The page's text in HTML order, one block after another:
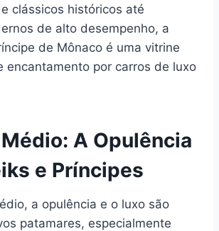
clássicos históricos até
de alto desempenho, a
de Mônaco é uma vitrine
encantamento por carros de luxo
A Opulência
e Príncipes
a opulência e o luxo são
patamares, especialmente